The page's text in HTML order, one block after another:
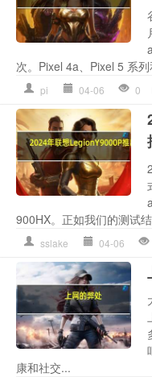
次。Pixel 4a、Pixel 5 系
pi 04-06 0
900HX。正如我们的测试
sslake 04-06
康和社交...